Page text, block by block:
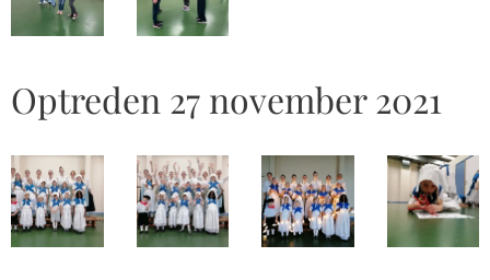
Optreden 27 november 2021